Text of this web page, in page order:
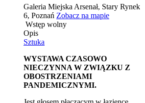
Galeria Miejska Arsenał, Stary Rynek
6, Poznań Zobacz na mapie
Wstęp wolny
Opis
Sztuka
WYSTAWA CZASOWO
NIECZYNNA W ZWIĄZKU Z
OBOSTRZENIAMI
PANDEMICZNYMI.